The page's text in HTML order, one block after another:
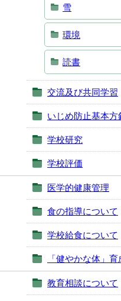
雪
環境
読書
交流及び共同学習
いじめ防止基本方
学校研究
学校評価
医学的健康管理
食の指導について
学校給食について
「健やかな体」
教育相談について